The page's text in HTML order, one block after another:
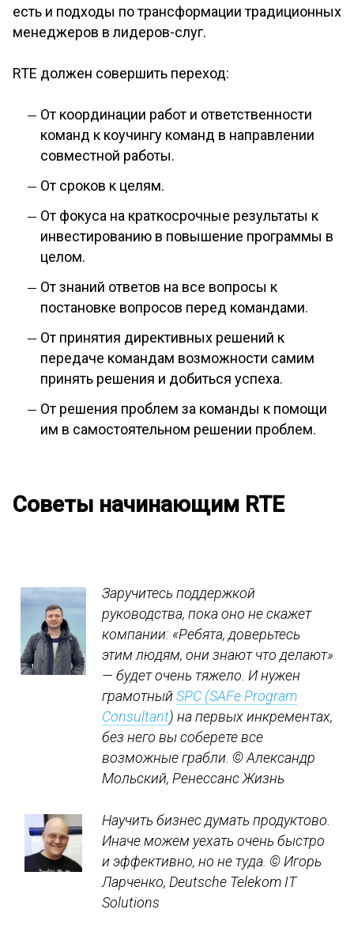
есть и подходы по трансформации традиционных
менеджеров в лидеров-слуг.
RTE должен совершить переход:
От координации работ и ответственности
команд к коучингу команд в направлении
совместной работы.
От сроков к целям.
От фокуса на краткосрочные результаты к
инвестированию в повышение программы в
целом.
От знаний ответов на все вопросы к
постановке вопросов перед командами.
От принятия директивных решений к
передаче командам возможности самим
принять решения и добиться успеха.
От решения проблем за команды к помощи
им в самостоятельном решении проблем.
Советы начинающим RTE
Заручитесь поддержкой
руководства, пока оно не скажет
компании: «Ребята, доверьтесь
этим людям, они знают что делают»
— будет очень тяжело. И нужен
грамотный SPC (SAFe Program
Consultant) на первых инкрементах,
без него вы соберете все
возможные грабли. © Александр
Мольский, Ренессанс Жизнь
Научить бизнес думать продуктово.
Иначе можем уехать очень быстро
и эффективно, но не туда. © Игорь
Ларченко, Deutsche Telekom IT
Solutions